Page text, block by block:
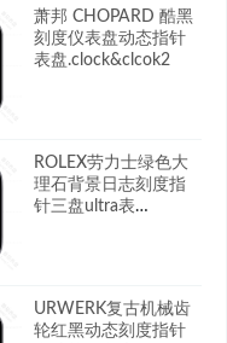
萧邦 CHOPARD 酷黑
刻度仪表盘动态指针
表盘.clock&clcok2
ROLEX劳力士绿色大
理石背景日志刻度指
针三盘ultra表
URWERK复古机械齿
轮红黑动态刻度指针